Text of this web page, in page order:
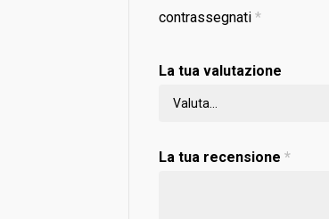
contrassegnati*
La tua valutazione
La tua recensione*